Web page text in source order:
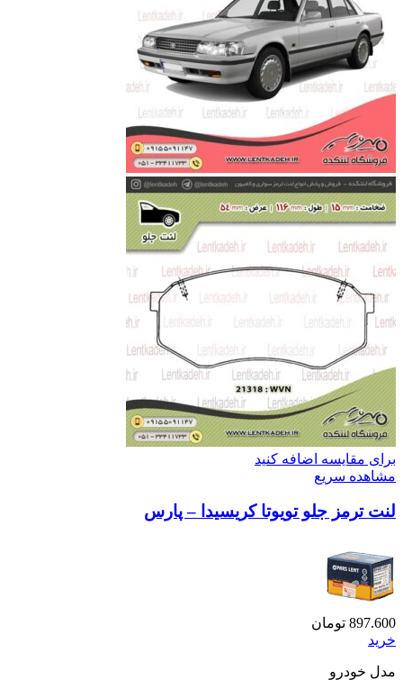
برای مقایسه اضافه کنید
مشاهده سریع
لنت ترمز جلو تویوتا کریسیدا – پارس
897.600 تومان
خرید
مدل خودرو